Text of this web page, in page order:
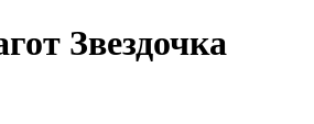
Звездочка